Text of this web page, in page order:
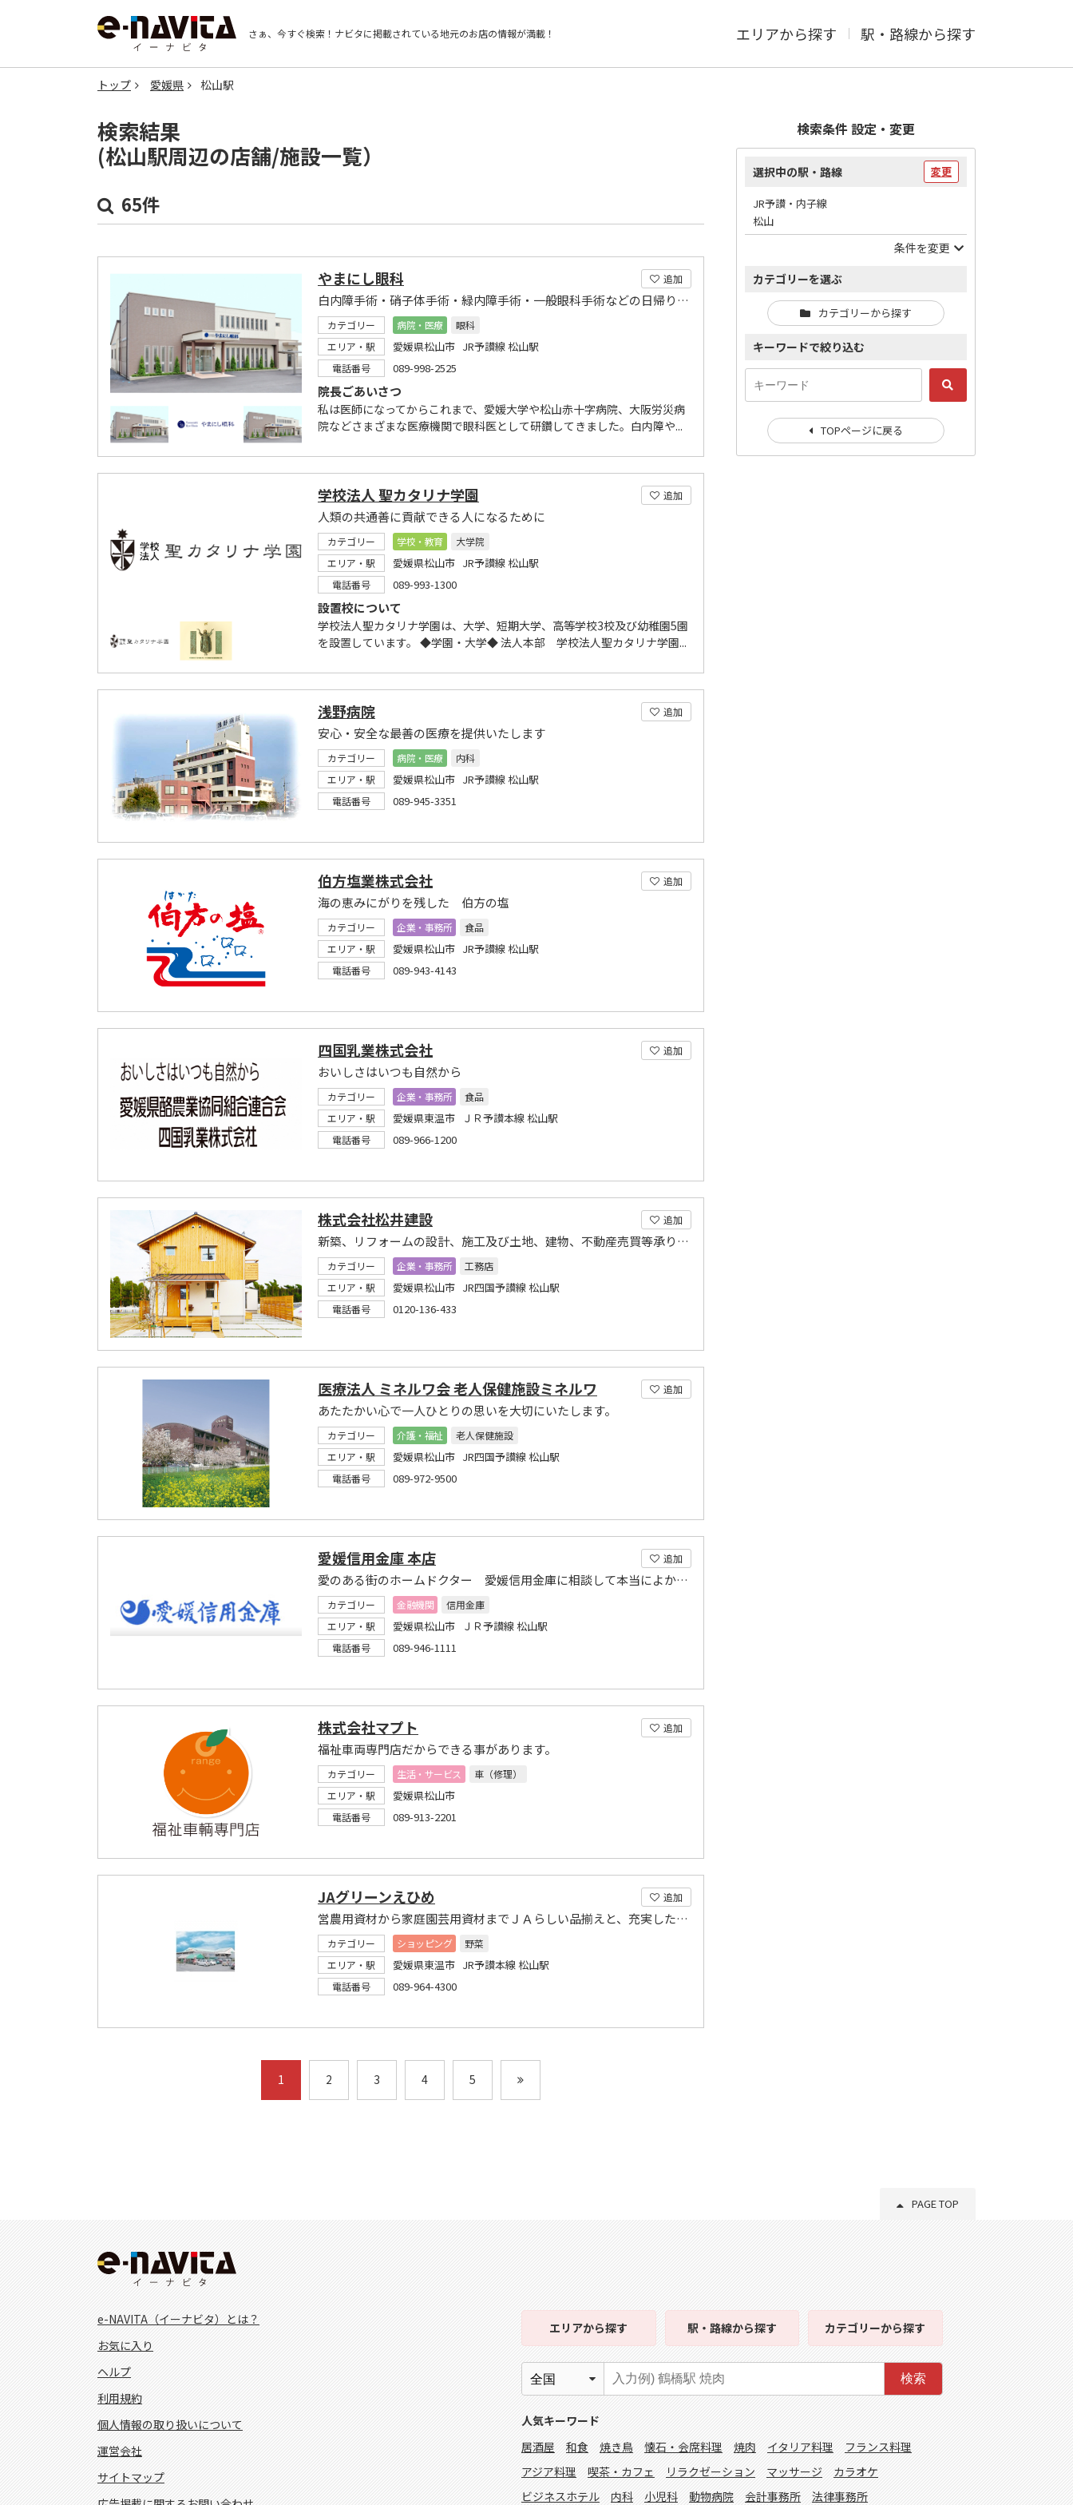
さぁ、今すぐ検索！ ナビタに掲載されている地元のお店の情報が満載！ エリアから探す 駅・路線から探す
トップ 愛媛県 松山駅
検索結果
(松山駅周辺の店舗/施設一覧）
65件
追加
やまにし眼科
白内障手術・硝子体手術・緑内障手術・一般眼科手術などの日帰り手術
カテゴリー 病院・医療
眼科
エリア・駅
愛媛県松山市 JR予讃線 松山駅
電話番号 089-998-2525
院長ごあいさつ
私は医師になってからこれまで、愛媛大学や松山赤十字病院、大阪労災病
院などさまざまな医療機関で眼科医として研鑽してきました。白内障や...
追加
学校法人 聖カタリナ学園
人類の共通善に貢献できる人になるために
カテゴリー 学校・教育
大学院
エリア・駅
愛媛県松山市 JR予讃線 松山駅
電話番号 089-993-1300
設置校について
学校法人聖カタリナ学園は、大学、短期大学、高等学校3校及び幼稚園5園
を設置しています。 ◆学園・大学◆ 法人本部 学校法人聖カタリナ学園...
追加
浅野病院
安心・安全な最善の医療を提供いたします
カテゴリー 病院・医療
内科
エリア・駅
愛媛県松山市 JR予讃線 松山駅
電話番号 089-945-3351
追加
伯方塩業株式会社
海の恵みにがりを残した 伯方の塩
カテゴリー 企業・事務所
食品
エリア・駅
愛媛県松山市 JR予讃線 松山駅
電話番号 089-943-4143
追加
四国乳業株式会社
おいしさはいつも自然から
カテゴリー 企業・事務所
食品
エリア・駅
愛媛県東温市 ＪＲ予讃本線 松山駅
電話番号 089-966-1200
追加
株式会社松井建設
新築、リフォームの設計、施工及び土地、建物、不動産売買等承ります。
カテゴリー 企業・事務所
工務店
エリア・駅
愛媛県松山市 JR四国予讃線 松山駅
電話番号 0120-136-433
追加
医療法人 ミネルワ会 老人保健施設ミネルワ
あたたかい心で一人ひとりの思いを大切にいたします。
カテゴリー 介護・福祉
老人保健施設
エリア・駅
愛媛県松山市 JR四国予讃線 松山駅
電話番号 089-972-9500
追加
愛媛信用金庫 本店
愛のある街のホームドクター 愛媛信用金庫に相談して本当によかったと感じてほしい。
カテゴリー 金融機関
信用金庫
エリア・駅
愛媛県松山市 ＪＲ予讃線 松山駅
電話番号 089-946-1111
追加
株式会社マプト
福祉車両専門店だからできる事があります。
カテゴリー 生活・サービス
車（修理）
エリア・駅
愛媛県松山市
電話番号 089-913-2201
追加
JAグリーンえひめ
営農用資材から家庭園芸用資材までＪＡらしい品揃えと、充実した営農指導・相談につとめています
カテゴリー ショッピング
野菜
エリア・駅
愛媛県東温市 JR予讃本線 松山駅
電話番号 089-964-4300
1 2 3 4 5
検索条件 設定・変更
選択中の駅・路線 変更
JR予讃・内子線
松山
条件を変更
カテゴリーを選ぶ
カテゴリーから探す
キーワードで絞り込む
TOPページに戻る
PAGE TOP
e-NAVITA（イーナビタ）とは？
お気に入り
ヘルプ
利用規約
個人情報の取り扱いについて
運営会社
サイトマップ
エリアから探す 駅・路線から探す カテゴリーから探す
検索
人気キーワード
居酒屋
和食 焼き鳥 懐石・会席料理 焼肉 イタリア料理
フランス料理
アジア料理
喫茶・カフェ リラクゼーション マッサージ
カラオケ
ビジネスホテル
内科 小児科 動物病院 会計事務所 法律事務所